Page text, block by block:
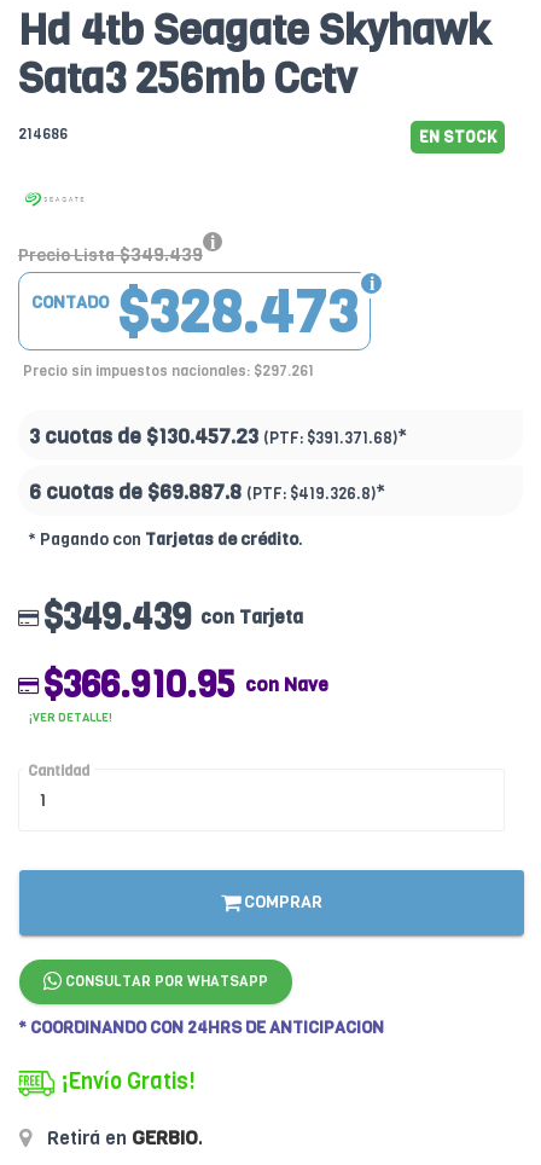
Hd 4tb Seagate Skyhawk
Sata3 256mb Cctv
214686 EN STOCK
Precio Lista $349.439
$328.473
CONTADO
Precio sin impuestos nacionales: $297.261
3 cuotas de $130.457.23 (PTF: $391.371.68)*
6 cuotas de $69.887.8 (PTF: $419.326.8)*
* Pagando con Tarjetas de crédito.
$349.439 con Tarjeta
$366.910.95 con Nave
¡VER DETALLE!
Cantidad
COMPRAR
CONSULTAR POR WHATSAPP
* COORDINANDO CON 24HRS DE ANTICIPACION
¡Envío Gratis!
Retirá en GERBIO.